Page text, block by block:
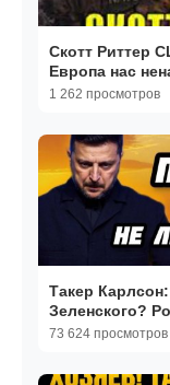
Cкотт Риттер
Европа нас
1 262 просмотров
Такер
Зеленского?
НАТО
73 624 просмотров